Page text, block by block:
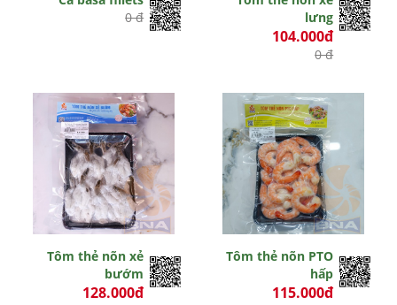
0 đ
lưng
104.000đ
0 đ
Tôm thẻ nõn xẻ
bướm
128.000đ
Tôm thẻ nõn PTO
hấp
115.000đ